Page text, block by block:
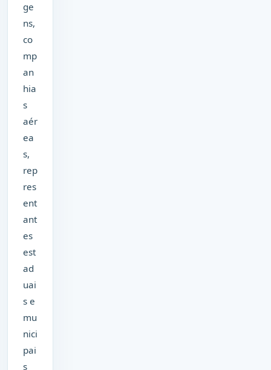
ge
ns,
co
mp
an
hia
s
aér
ea
s,
rep
res
ent
ant
es
est
ad
uai
s e
mu
nici
pai
s